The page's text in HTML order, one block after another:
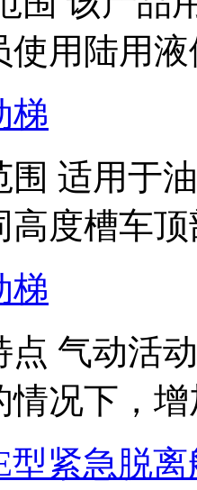
使用陆用
梯
适用于
高度槽车
梯
气动活
情况下，
型紧急脱